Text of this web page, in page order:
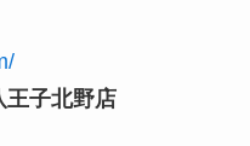
王子北野店